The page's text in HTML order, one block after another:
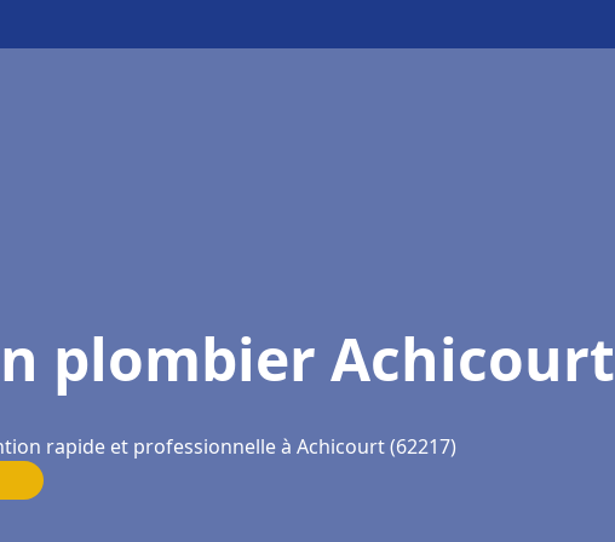
plombier Achicourt
rapide et professionnelle à Achicourt (62217)